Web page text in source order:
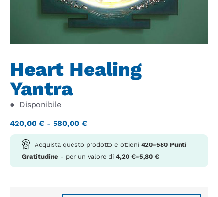
Heart Healing
Yantra
● Disponibile
420,00 € - 580,00 €
Acquista questo prodotto e ottieni 420-580 Punti
Gratitudine - per un valore di 4,20 €-5,80 €